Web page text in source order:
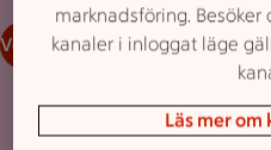
Veckans reklamblad
marknadsföring.
kanaler i inloggat läge
Läs mer om